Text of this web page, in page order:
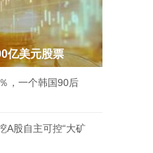
亿美元股票
，一个韩国90后
A股自主可控“大矿